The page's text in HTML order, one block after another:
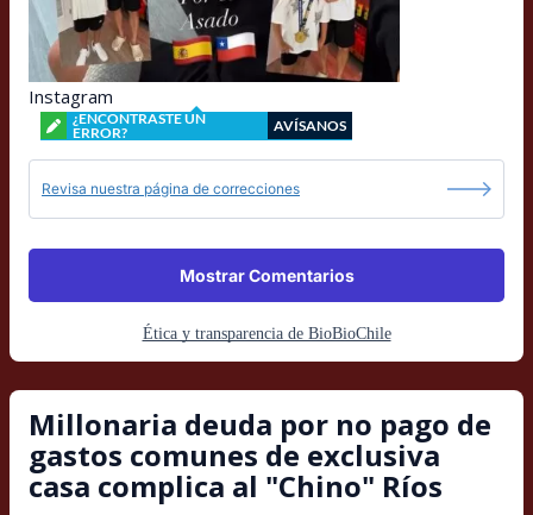
Instagram
¿ENCONTRASTE UN
ERROR?
AVÍSANOS
Revisa nuestra página de correcciones
Mostrar Comentarios
Ética y transparencia de BioBioChile
Millonaria deuda por no pago de
gastos comunes de exclusiva
casa complica al "Chino" Ríos